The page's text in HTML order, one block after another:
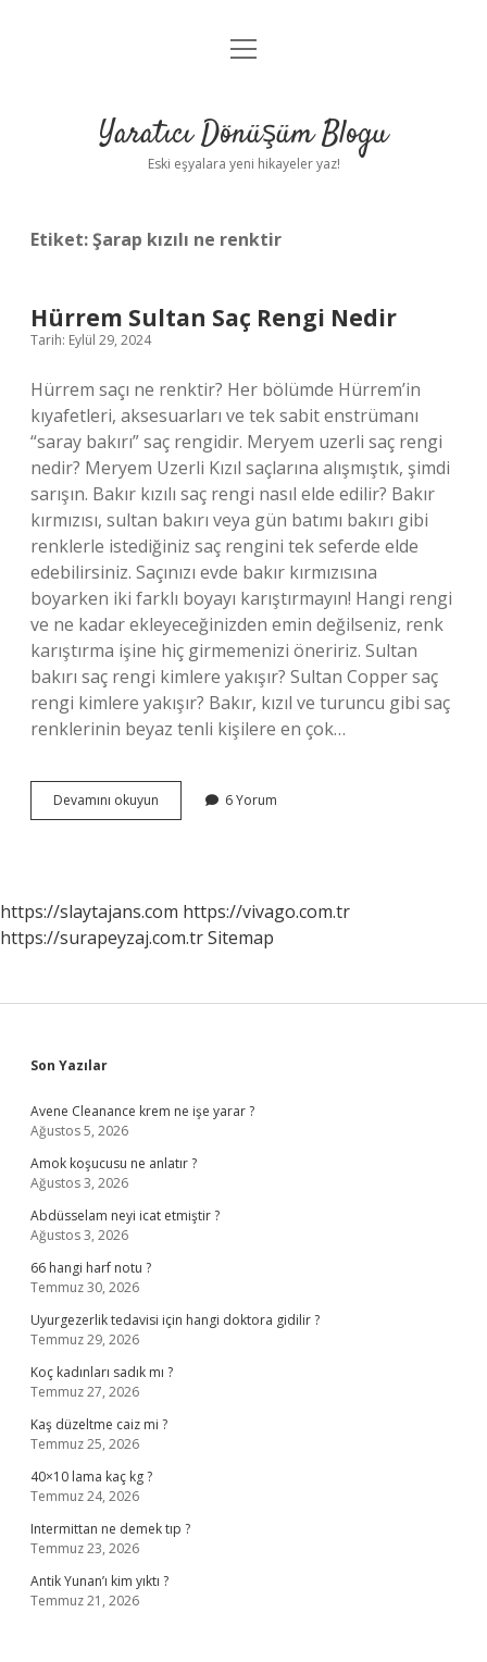
Anasayfa
Yasal Uyarı
menüyü
Yaratıcı Dönüşüm Blogu
Eski eşyalara yeni hikayeler yaz!
Etiket:Şarap kızılı ne renktir
Hürrem Sultan Saç Rengi Nedir
Tarih: Eylül 29, 2024
Hürrem saçı ne renktir? Her bölümde Hürrem’in
kıyafetleri, aksesuarları ve tek sabit enstrümanı
“saray bakırı” saç rengidir. Meryem uzerli saç rengi
nedir? Meryem Uzerli Kızıl saçlarına alışmıştık, şimdi
sarışın. Bakır kızılı saç rengi nasıl elde edilir? Bakır
kırmızısı, sultan bakırı veya gün batımı bakırı gibi
renklerle istediğiniz saç rengini tek seferde elde
edebilirsiniz. Saçınızı evde bakır kırmızısına
boyarken iki farklı boyayı karıştırmayın! Hangi rengi
ve ne kadar ekleyeceğinizden emin değilseniz, renk
karıştırma işine hiç girmemenizi öneririz. Sultan
bakırı saç rengi kimlere yakışır? Sultan Copper saç
rengi kimlere yakışır? Bakır, kızıl ve turuncu gibi saç
renklerinin beyaz tenli kişilere en çok…
Devamını okuyun
Sultan
6 Yorum
https://slaytajans.com https://vivago.com.tr
https://surapeyzaj.com.trSitemap
Sidebar
Son Yazılar
Avene Cleanance krem ne işe yarar ?
Ağustos 5, 2026
Amok koşucusu ne anlatır ?
Ağustos 3, 2026
Abdüsselam neyi icat etmiştir ?
Ağustos 3, 2026
66 hangi harf notu ?
Temmuz 30, 2026
Uyurgezerlik tedavisi için hangi doktora gidilir ?
Temmuz 29, 2026
Koç kadınları sadık mı ?
Temmuz 27, 2026
Kaş düzeltme caiz mi ?
Temmuz 25, 2026
40×10 lama kaç kg ?
Temmuz 24, 2026
Intermittan ne demek tıp ?
Temmuz 23, 2026
Antik Yunan’ı kim yıktı ?
Temmuz 21, 2026